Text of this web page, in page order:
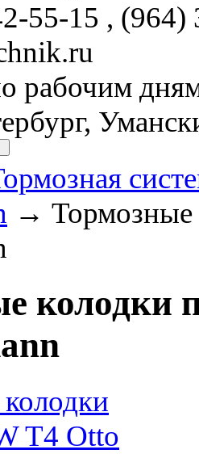
55-15 , (964)
рабочим
→ Тормозные
колодки